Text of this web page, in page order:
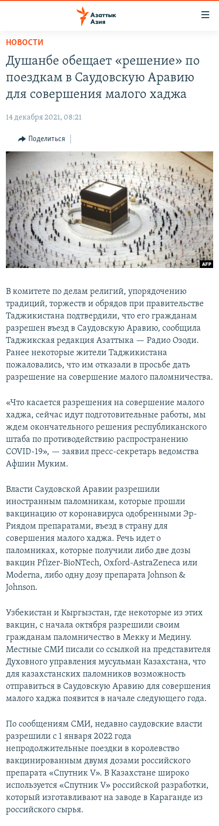
Вернуться
основному
содержанию
главной
навигации
Вернутся
поиску
ЦЕНТРАЛЬНАЯ АЗИЯ
ТАДЖИКИСТАН
НОВОСТИ
ҚАЗАҚША
КЫРГЫЗЧА
ТОҶИКӢ
TÜRKMENÇE
Все сайты РСЕ/РС
НОВОСТИ
Душанбе обещает «решение» по
поездкам в Саудовскую Аравию
для совершения малого хаджа
14 декабря 2021, 08:21
Поделиться
В комитете по делам религий, упорядочению
традиций, торжеств и обрядов при правительстве
Таджикистана подтвердили, что его гражданам
разрешен въезд в Саудовскую Аравию, сообщила
Таджикская редакция Азаттыка — Радио Озоди.
Ранее некоторые жители Таджикистана
пожаловались, что им отказали в просьбе дать
разрешение на совершение малого паломничества.
«Что касается разрешения на совершение малого
хаджа, сейчас идут подготовительные работы, мы
ждем окончательного решения республиканского
штаба по противодействию распространению
COVID-19», — заявил пресс-секретарь ведомства
Афшин Муким.
Власти Саудовской Аравии разрешили
иностранным паломникам, которые прошли
вакцинацию от коронавируса одобренными Эр-
Риядом препаратами, въезд в страну для
совершения малого хаджа. Речь идет о
паломниках, которые получили либо две дозы
вакцин Pfizer-BioNTech, Oxford-AstraZeneca или
Moderna, либо одну дозу препарата Johnson &
Johnson.
Узбекистан и Кыргызстан, где некоторые из этих
вакцин, с начала октября разрешили своим
гражданам паломничество в Мекку и Медину.
Местные СМИ писали со ссылкой на представителя
Духовного управления мусульман Казахстана, что
для казахстанских паломников возможность
отправиться в Саудовскую Аравию для совершения
малого хаджа появится в начале следующего года.
По сообщениям СМИ, недавно саудовские власти
разрешили с 1 января 2022 года
непродолжительные поездки в королевство
вакцинированным двумя дозами российского
препарата «Спутник V». В Казахстане широко
используется «Спутник V» российской разработки,
который изготавливают на заводе в Караганде из
российского сырья.